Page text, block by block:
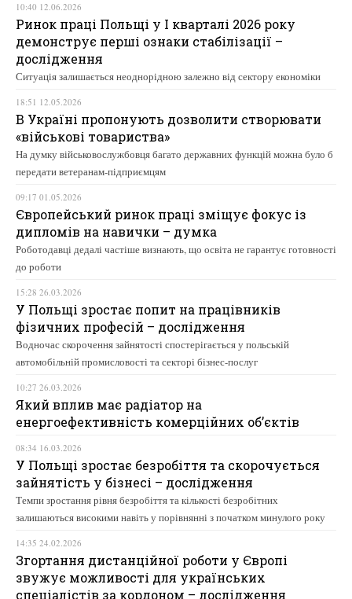
10:40 12.06.2026
Ринок праці Польщі у І кварталі 2026 року
демонструє перші ознаки стабілізації –
дослідження
Ситуація залишається неоднорідною залежно від сектору економіки
18:51 12.05.2026
В Україні пропонують дозволити створювати
«військові товариства»
На думку військовослужбовця багато державних функцій можна було б
передати ветеранам-підприємцям
09:17 01.05.2026
Європейський ринок праці зміщує фокус із
дипломів на навички – думка
Роботодавці дедалі частіше визнають, що освіта не гарантує готовності
до роботи
15:28 26.03.2026
У Польщі зростає попит на працівників
фізичних професій – дослідження
Водночас скорочення зайнятості спостерігається у польській
автомобільній промисловості та секторі бізнес-послуг
10:27 26.03.2026
Який вплив має радіатор на
енергоефективність комерційних об’єктів
08:34 16.03.2026
У Польщі зростає безробіття та скорочується
зайнятість у бізнесі – дослідження
Темпи зростання рівня безробіття та кількості безробітних
залишаються високими навіть у порівнянні з початком минулого року
14:35 24.02.2026
Згортання дистанційної роботи у Європі
звужує можливості для українських
спеціалістів за кордоном – дослідження